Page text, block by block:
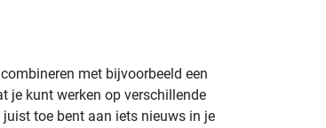
met bijvoorbeeld een
je kunt werken op verschillende
toe bent aan iets nieuws in je